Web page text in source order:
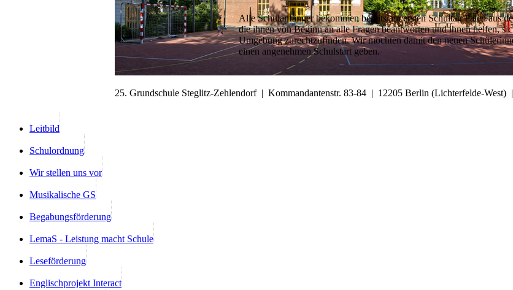
Alle Schulanfänger bekommen bereits am ersten Schultag Paten aus
die ihnen von Beginn an alle Fragen beantworten und ihnen helfen,
Umgebung zurechtzufinden. Wir möchten damit den neuen
einen angenehmen Schulstart geben.
25. Grundschule Steglitz-Zehlendorf | Kommandantenstr. 83-84 | 12205 Berlin (Lichterfelde-
Leitbild
Schulordnung
Wir stellen uns vor
Musikalische GS
Begabungsförderung
LemaS - Leistung macht Schule
Leseförderung
Englischprojekt Interact